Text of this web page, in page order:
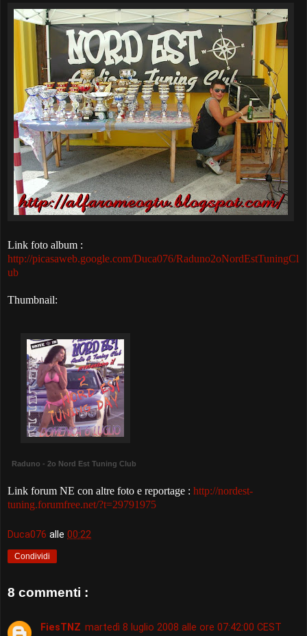
Link foto album :
http://picasaweb.google.com/Duca076/Raduno2oNordEstTuningCl
ub
Thumbnail:
Raduno - 2o Nord Est Tuning Club
Link forum NE con altre foto e reportage : http://nordest-
tuning.forumfree.net/?t=29791975
Duca076 alle 00:22
Condividi
8 commenti :
FiesTNZ martedì 8 luglio 2008 alle ore 07:42:00 CEST